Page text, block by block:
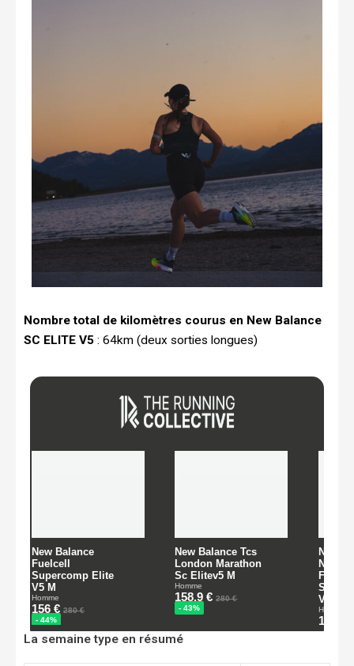
Nombre total de kilomètres courus en New Balance
SC ELITE V5 : 64km (deux sorties longues)
La semaine type en résumé